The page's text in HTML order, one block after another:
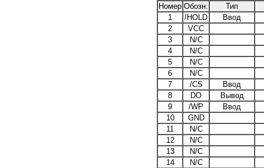
Номер Обозн.
Тип
1
/HOLD
Ввод
2
VCC
3
N/C
4
N/C
5
N/C
6
N/C
7
/CS
Ввод
8
DO
Вывод
9
/WP
Ввод
10
GND
11
N/C
12
N/C
13
N/C
14
N/C